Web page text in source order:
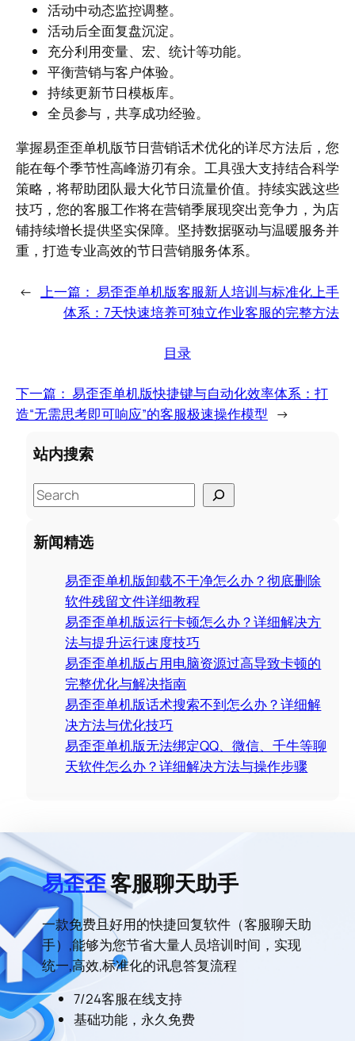
活动中动态监控调整。
活动后全面复盘沉淀。
充分利用变量、宏、统计等功能。
平衡营销与客户体验。
持续更新节日模板库。
全员参与，共享成功经验。
掌握易歪歪单机版节日营销话术优化的详尽方法后，您
能在每个季节性高峰游刃有余。工具强大支持结合科学
策略，将帮助团队最大化节日流量价值。持续实践这些
技巧，您的客服工作将在营销季展现突出竞争力，为店
铺持续增长提供坚实保障。坚持数据驱动与温暖服务并
重，打造专业高效的节日营销服务体系。
← 上一篇： 易歪歪单机版客服新人培训与标准化上手
体系：7天快速培养可独立作业客服的完整方法
目录
下一篇： 易歪歪单机版快捷键与自动化效率体系：打
造“无需思考即可响应”的客服极速操作模型 →
站内搜索
S
e
a
r
新闻精选
易歪歪单机版卸载不干净怎么办？彻底删除
软件残留文件详细教程
易歪歪单机版运行卡顿怎么办？详细解决方
法与提升运行速度技巧
易歪歪单机版占用电脑资源过高导致卡顿的
完整优化与解决指南
易歪歪单机版话术搜索不到怎么办？详细解
决方法与优化技巧
易歪歪单机版无法绑定QQ、微信、千牛等聊
天软件怎么办？详细解决方法与操作步骤
易歪歪客服聊天助手
一款免费且好用的快捷回复软件（客服聊天助
手）,能够为您节省大量人员培训时间，实现
统一,高效,标准化的讯息答复流程
7/24客服在线支持
基础功能，永久免费